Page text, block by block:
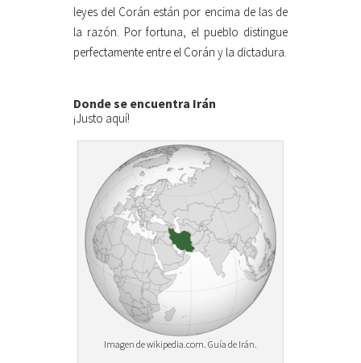
leyes del Corán están por encima de las de
la razón. Por fortuna, el pueblo distingue
perfectamente entre el Corán y la dictadura.
Donde se encuentra Irán
¡Justo aquí!
Imagen de wikipedia.com. Guía de Irán.